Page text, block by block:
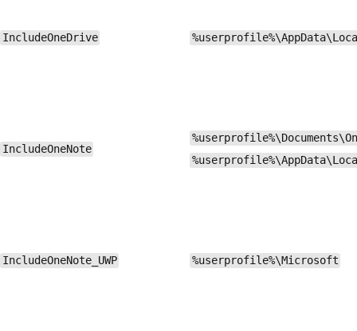
IncludeOneDrive
IncludeOneNote
IncludeOneNote_UWP %userprofile%\Microsoft